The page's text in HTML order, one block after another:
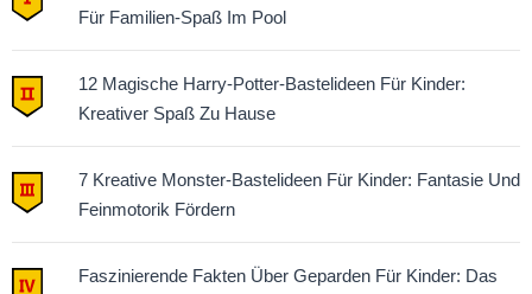
Für Familien-Spaß Im Pool
12 Magische Harry-Potter-Bastelideen Für Kinder:
Kreativer Spaß Zu Hause
7 Kreative Monster-Bastelideen Für Kinder: Fantasie Und
Feinmotorik Fördern
Faszinierende Fakten Über Geparden Für Kinder: Das